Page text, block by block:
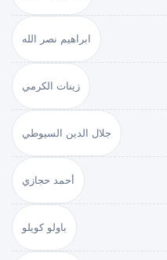
ابراهيم نصر الله
زينات الكرمي
جلال الدين السيوطي
أحمد حجازي
باولو كويلو